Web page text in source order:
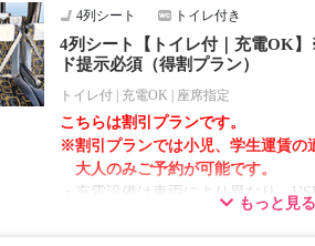
4列シート トイレ付き
4列シート【トイレ付｜充電OK
ド提示必須（得割プラン）
トイレ付 充電OK 座席指定
こちらは割引プランです。
※割引プランでは小児、学生運賃の
大人のみご予約が可能です。
・充電設備は車両により異なり、
ントタイプでのご用意となります。
もっと見る